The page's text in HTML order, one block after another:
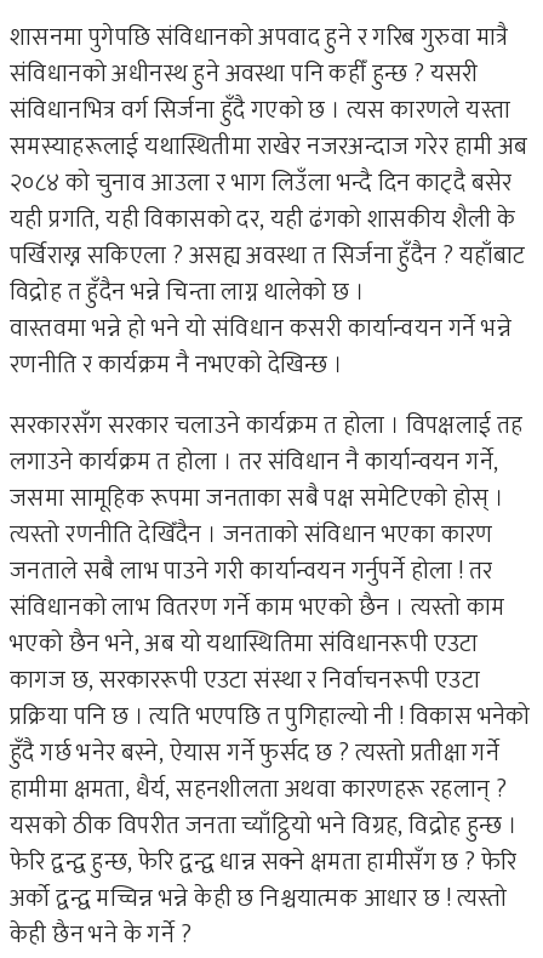
शासनमा पुगेपछि संविधानको अपवाद हुने र गरिब गुरुवा मात्रै
संविधानको अधीनस्थ हुने अवस्था पनि कहीँ हुन्छ ? यसरी
संविधानभित्र वर्ग सिर्जना हुँदै गएको छ । त्यस कारणले यस्ता
समस्याहरूलाई यथास्थितीमा राखेर नजरअन्दाज गरेर हामी अब
२०८४ को चुनाव आउला र भाग लिउँला भन्दै दिन काट्दै बसेर
यही प्रगति, यही विकासको दर, यही ढंगको शासकीय शैली के
पर्खिराख्न सकिएला ? असह्य अवस्था त सिर्जना हुँदैन ? यहाँबाट
विद्रोह त हुँदैन भन्ने चिन्ता लाग्न थालेको छ ।
वास्तवमा भन्ने हो भने यो संविधान कसरी कार्यान्वयन गर्ने भन्ने
रणनीति र कार्यक्रम नै नभएको देखिन्छ ।
सरकारसँग सरकार चलाउने कार्यक्रम त होला । विपक्षलाई तह
लगाउने कार्यक्रम त होला । तर संविधान नै कार्यान्वयन गर्ने,
जसमा सामूहिक रूपमा जनताका सबै पक्ष समेटिएको होस् ।
त्यस्तो रणनीति देखिँदैन । जनताको संविधान भएका कारण
जनताले सबै लाभ पाउने गरी कार्यान्वयन गर्नुपर्ने होला ! तर
संविधानको लाभ वितरण गर्ने काम भएको छैन । त्यस्तो काम
भएको छैन भने, अब यो यथास्थितिमा संविधानरूपी एउटा
कागज छ, सरकाररूपी एउटा संस्था र निर्वाचनरूपी एउटा
प्रक्रिया पनि छ । त्यति भएपछि त पुगिहाल्यो नी ! विकास भनेको
हुँदै गर्छ भनेर बस्ने, ऐयास गर्ने फुर्सद छ ? त्यस्तो प्रतीक्षा गर्ने
हामीमा क्षमता, धैर्य, सहनशीलता अथवा कारणहरू रहलान् ?
यसको ठीक विपरीत जनता च्याँट्ठियो भने विग्रह, विद्रोह हुन्छ ।
फेरि द्वन्द्व हुन्छ, फेरि द्वन्द्व धान्न सक्ने क्षमता हामीसँग छ ? फेरि
अर्को द्वन्द्व मच्चिन्न भन्ने केही छ निश्चयात्मक आधार छ ! त्यस्तो
केही छैन भने के गर्ने ?